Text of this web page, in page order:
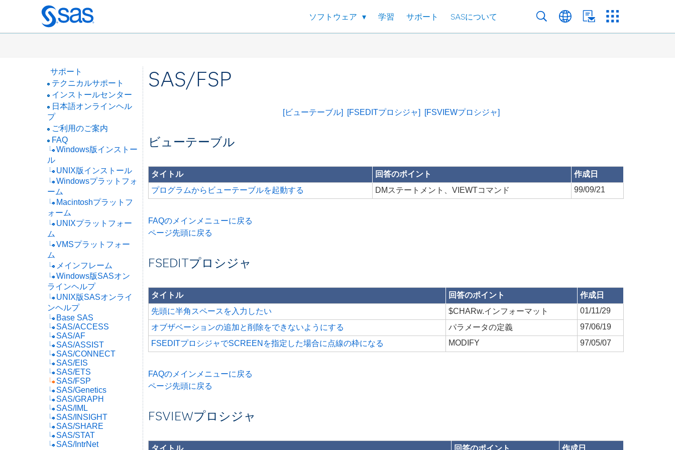
Skip
to
ソフトウェア 学習 サポート SASについて
サポート
テクニカルサポート
インストールセンター
日本語オンラインヘル
プ
ご利用のご案内
FAQ
Windows版インストー
ル
UNIX版インストール
Windowsプラットフォ
ーム
Macintoshプラットフ
ォーム
UNIXプラットフォー
ム
VMSプラットフォー
ム
メインフレーム
Windows版SASオン
ラインヘルプ
UNIX版SASオンライ
ンヘルプ
Base SAS
SAS/ACCESS
SAS/AF
SAS/ASSIST
SAS/CONNECT
SAS/EIS
SAS/ETS
SAS/FSP
SAS/Genetics
SAS/GRAPH
SAS/IML
SAS/INSIGHT
SAS/SHARE
SAS/STAT
SAS/IntrNet
SAS/FSP
[ビューテーブル] [FSEDITプロシジャ] [FSVIEWプロシジャ]
ビューテーブル
タイトル 回答のポイント
作成日
プログラムからビューテーブルを起動する
DMステートメント、VIEWTコマンド 99/09/21
FAQのメインメニューに戻る
ページ先頭に戻る
FSEDITプロシジャ
タイトル 回答のポイント
作成日
先頭に半角スペースを入力したい
$CHARw.インフォーマット
01/11/29
オブザベーションの追加と削除をできないようにする
パラメータの定義
97/06/19
FSEDITプロシジャでSCREENを指定した場合に点線の枠になる
MODIFY 97/05/07
FAQのメインメニューに戻る
ページ先頭に戻る
FSVIEWプロシジャ
タイトル 回答のポイント 作成日